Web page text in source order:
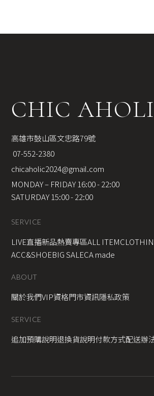
CHIC
高雄市鼓山區文忠路79號
07-552-2380
chicaholic2024@gmail.com
MONDAY – FRIDAY 16:00 - 22:00
SATURDAY 15:00 - 22:00
SERVICE
LIVE直播新品熱賣專區ALL ITEM
ACC&SHOEBIG SALECA made
ABOUT
關於我們VIP資格門市資訊隱私政策
SERVICE
追加預購說明退換貨說明付款方式配送辦